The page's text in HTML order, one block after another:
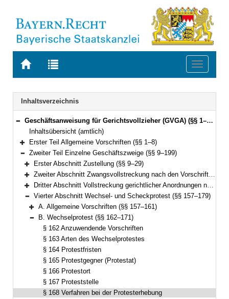
Zur
BAYERN.RECHT
Zur
letzten
Suche
Toggle
Navigation
Inhaltsverzeichnis
Bereich reduzieren
Geschäftsanweisung für Gerichtsvollzieher (GVGA) (§§ 1–199)
Inhaltsübersicht (amtlich)
Bereich erweitern
Erster Teil Allgemeine Vorschriften (§§ 1–8)
Bereich reduzieren
Zweiter Teil Einzelne Geschäftszweige (§§ 9–199)
Bereich erweitern
Erster Abschnitt Zustellung (§§ 9–29)
Bereich erweitern
Zweiter Abschnitt Zwangsvollstreckung nach den Vorschriften der ZPO (§§ 30–155)
Bereich erweitern
Dritter Abschnitt Vollstreckung gerichtlicher Anordnungen nach dem Gesetz über das Verfahren in Familiensachen und in den Angelegenheiten der freiwilligen Gerichtsbarkeit (§ 156)
Bereich reduzieren
Vierter Abschnitt Wechsel- und Scheckprotest (§§ 157–179)
Bereich erweitern
A. Allgemeine Vorschriften (§§ 157–161)
Bereich reduzieren
B. Wechselprotest (§§ 162–171)
§ 162 Anzuwendende Vorschriften
§ 163 Arten des Wechselprotestes
§ 164 Protestfristen
§ 165 Protestgegner (Protestat)
§ 166 Protestort
§ 167 Proteststelle
§ 168 Verfahren bei der Protesterhebung